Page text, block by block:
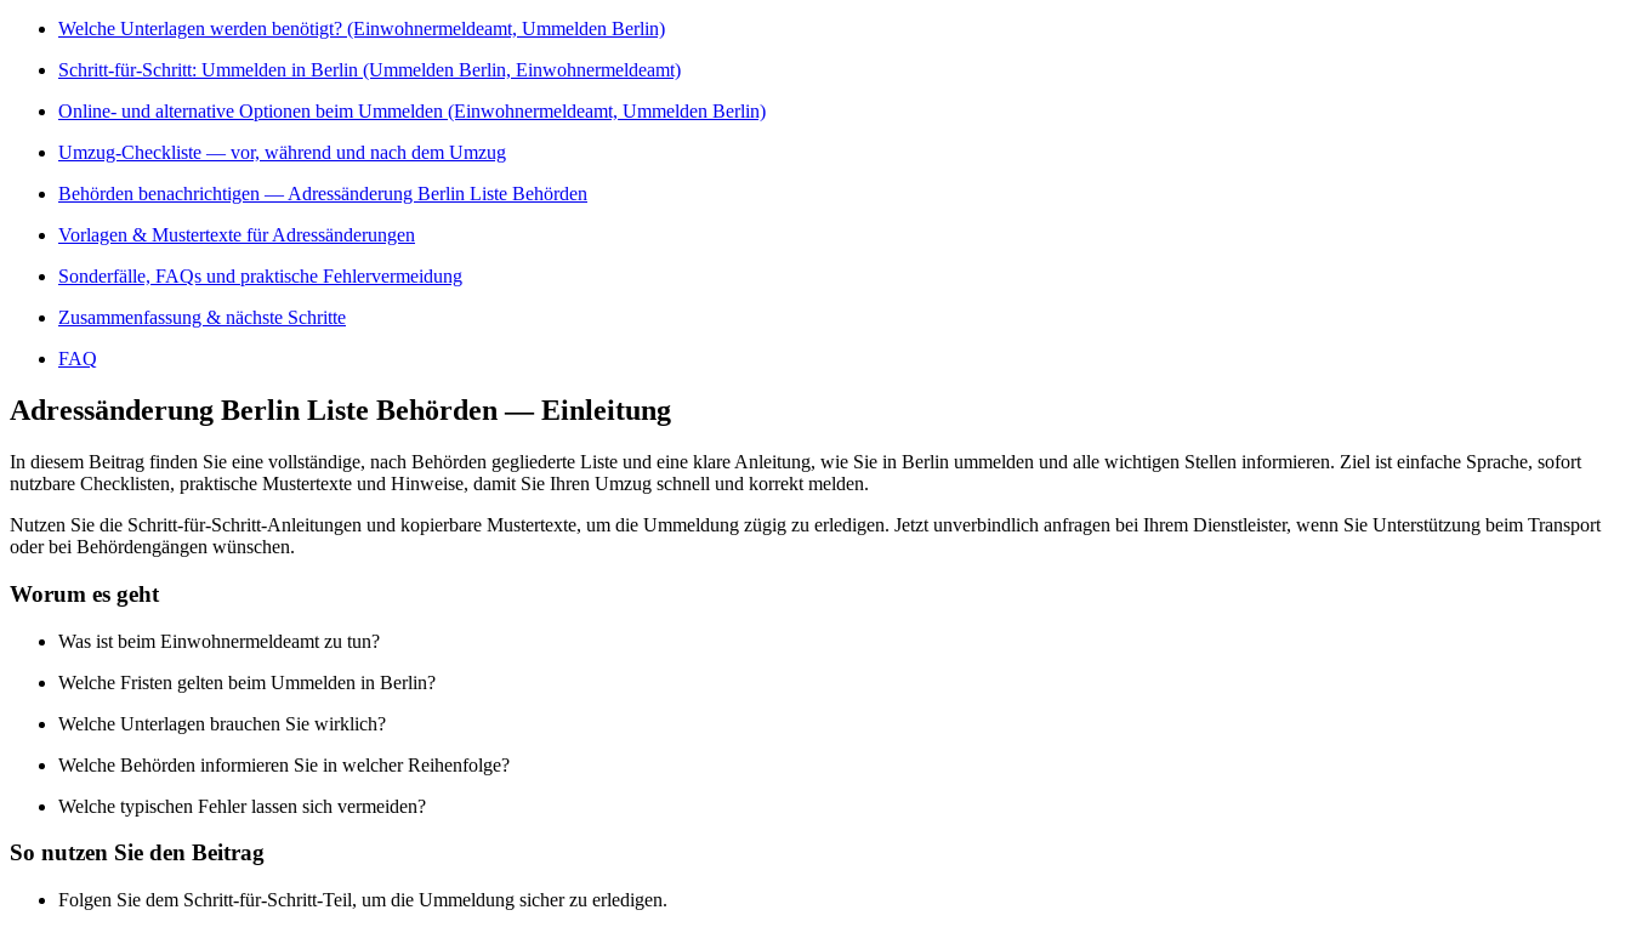
Welche Unterlagen werden benötigt? (Einwohnermeldeamt, Ummelden Berlin)
Schritt-für-Schritt: Ummelden in Berlin (Ummelden Berlin, Einwohnermeldeamt)
Online- und alternative Optionen beim Ummelden (Einwohnermeldeamt, Ummelden Berlin)
Umzug-Checkliste — vor, während und nach dem Umzug
Behörden benachrichtigen — Adressänderung Berlin Liste Behörden
Vorlagen & Mustertexte für Adressänderungen
Sonderfälle, FAQs und praktische Fehlervermeidung
Zusammenfassung & nächste Schritte
FAQ
Adressänderung Berlin Liste Behörden — Einleitung
In diesem Beitrag finden Sie eine vollständige, nach Behörden gegliederte Liste und eine klare Anleitung, wie Sie in Berlin ummelden und alle wichtigen Stellen informieren. Ziel ist einfache Sprache, sofort
nutzbare Checklisten, praktische Mustertexte und Hinweise, damit Sie Ihren Umzug schnell und korrekt melden.
Nutzen Sie die Schritt-für-Schritt-Anleitungen und kopierbare Mustertexte, um die Ummeldung zügig zu erledigen. Jetzt unverbindlich anfragen bei Ihrem Dienstleister, wenn Sie Unterstützung beim Transport
oder bei Behördengängen wünschen.
Worum es geht
Was ist beim Einwohnermeldeamt zu tun?
Welche Fristen gelten beim Ummelden in Berlin?
Welche Unterlagen brauchen Sie wirklich?
Welche Behörden informieren Sie in welcher Reihenfolge?
Welche typischen Fehler lassen sich vermeiden?
So nutzen Sie den Beitrag
Folgen Sie dem Schritt-für-Schritt-Teil, um die Ummeldung sicher zu erledigen.